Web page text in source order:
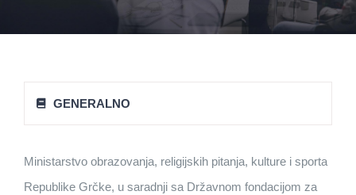
GENERALNO
Ministarstvo obrazovanja, religijskih pitanja, kulture i sporta
Republike Grčke, u saradnji sa Državnom fondacijom za